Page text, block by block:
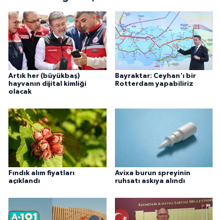
Artık her (büyükbaş)
hayvanın dijital kimliği
olacak
Bayraktar: Ceyhan'ı bir
Rotterdam yapabiliriz
Fındık alım fiyatları
açıklandı
Avixa burun spreyinin
ruhsatı askıya alındı